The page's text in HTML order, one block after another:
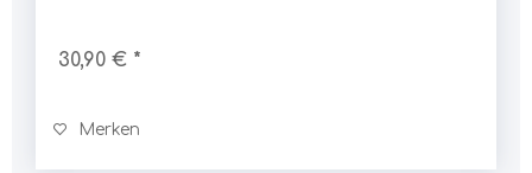
30,90 € *
Merken